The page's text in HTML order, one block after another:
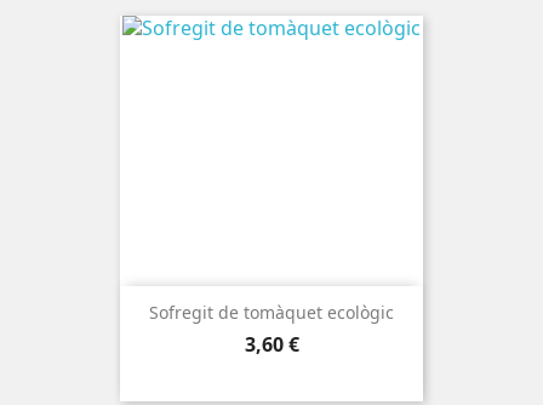
Sofregit de tomàquet ecològic
Preu
3,60 €